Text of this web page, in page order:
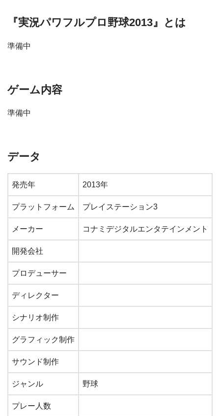
『実況パワフルプロ野球2013』とは
準備中
ゲーム内容
準備中
データ
発売年 2013年
プラットフォーム プレイステーション3
メーカー コナミデジタルエンタテインメント
開発会社
プロデューサー
ディレクター
シナリオ制作
グラフィック制作
サウンド制作
ジャンル 野球
プレー人数